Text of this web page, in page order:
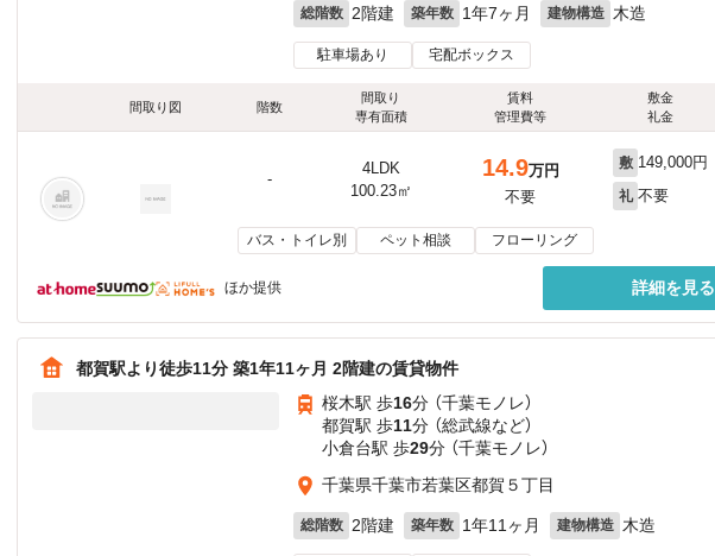
総階数 2階建 築年数 1年7ヶ月 建物構造 木造
駐車場あり 宅配ボックス
間取り図 階数
間取り
専有面積
賃料
管理費等
敷金
礼金
-
4LDK
100.23㎡
14.9万円
不要
敷 149,000円
礼 不要
バス・トイレ別 ペット相談 フローリング
ほか提供 詳細を見る
都賀駅より徒歩11分 築1年11ヶ月 2階建の賃貸物件
桜木駅 歩16分 （千葉モノレ）
都賀駅 歩11分 （総武線など）
小倉台駅 歩29分 （千葉モノレ）
千葉県千葉市若葉区都賀５丁目
総階数 2階建 築年数 1年11ヶ月 建物構造 木造